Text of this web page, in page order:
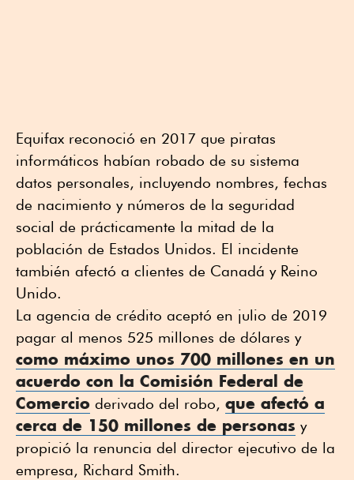
Equifax reconoció en 2017 que piratas
informáticos habían robado de su sistema
datos personales, incluyendo nombres, fechas
de nacimiento y números de la seguridad
social de prácticamente la mitad de la
población de Estados Unidos. El incidente
también afectó a clientes de Canadá y Reino
Unido.
La agencia de crédito aceptó en julio de 2019
pagar al menos 525 millones de dólares y
como máximo unos 700 millones en un
acuerdo con la Comisión Federal de
Comercio derivado del robo, que afectó a
cerca de 150 millones de personas y
propició la renuncia del director ejecutivo de la
empresa, Richard Smith.